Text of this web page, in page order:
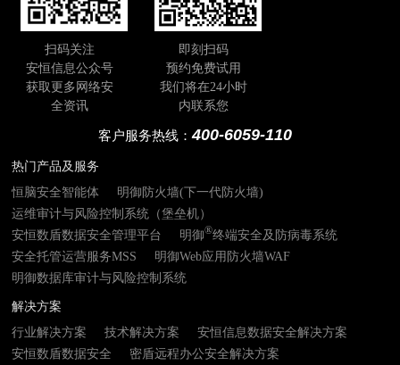
扫码关注
安恒信息公众号
获取更多网络安
全资讯
即刻扫码
预约免费试用
我们将在24小时
内联系您
客户服务热线：400-6059-110
热门产品及服务
恒脑安全智能体
明御防火墙(下一代防火墙)
运维审计与风险控制系统（堡垒机）
安恒数盾数据安全管理平台
明御®终端安全及防病毒系统
安全托管运营服务MSS
明御Web应用防火墙WAF
明御数据库审计与风险控制系统
解决方案
行业解决方案
技术解决方案
安恒信息数据安全解决方案
安恒数盾数据安全
密盾远程办公安全解决方案